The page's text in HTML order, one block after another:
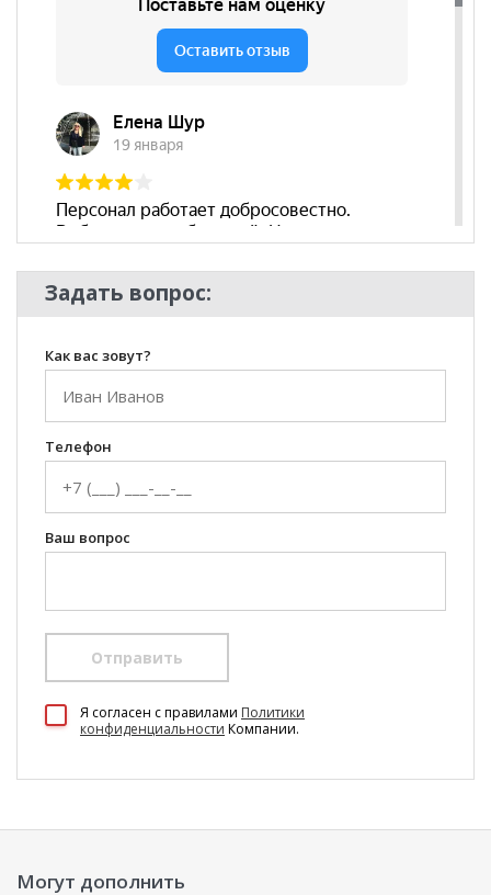
Задать вопрос:
Как вас зовут?
Телефон
Ваш вопрос
Отправить
Я согласен c правилами Политики
конфиденциальности Компании.
Могут дополнить